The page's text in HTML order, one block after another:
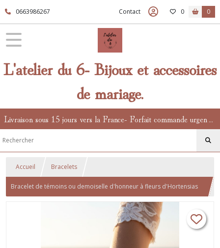
0663986267 Contact 0 0
L'atelier du 6- Bijoux et accessoires
de mariage.
Livraison sous 15 jours vers la France- Forfait commande urgente en supplément.
Accueil Bracelets
Bracelet de témoins ou demoiselle d'honneur à fleurs d'Hortensias
stabilisés- nombreux coloris au choix- bracelet pour le cortège de la